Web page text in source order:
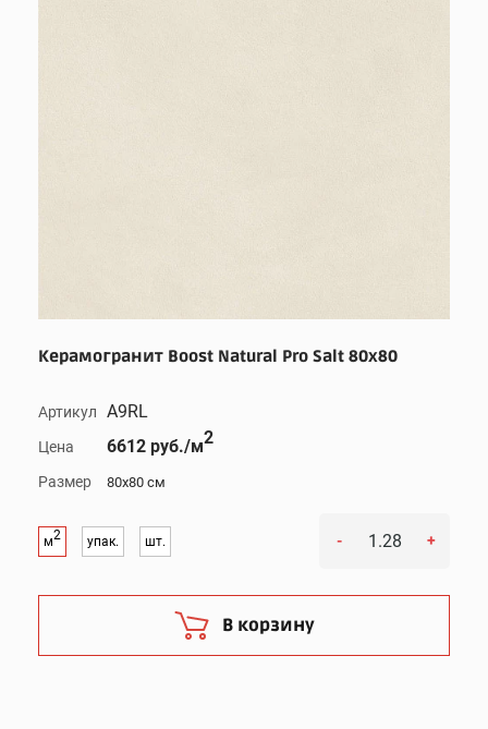
Керамогранит Boost Natural Pro Salt 80x80
Артикул A9RL
Цена 6612 руб./м2
Размер 80x80 см
м2 упак. шт. - +
В корзину